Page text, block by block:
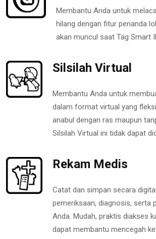
Membantu Anda untuk
hilang dengan fitur penanda
akan muncul saat Tag Smart
Silsilah Virtual
Membantu Anda untuk
dalam format virtual yang
anabul dengan ras maupun
Silsilah Virtual ini tidak dapat
Rekam Medis
Catat dan simpan secara
pemeriksaan, diagnosis, serta
Anda. Mudah, praktis diakses
dapat membantu mencegah